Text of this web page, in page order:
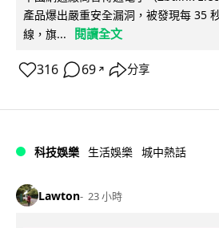
產品爆出嚴重安全漏洞，被發現每 35
線，旗...
閱讀全文
316 69 ↗ 分享
科技娛樂 生活娛樂 城中熱話
Lawton 23 小時